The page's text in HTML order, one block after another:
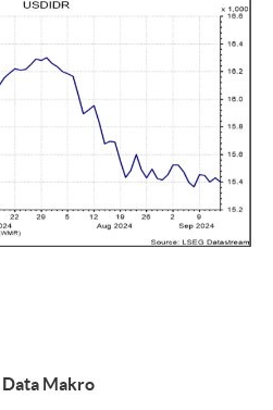
Data Makro